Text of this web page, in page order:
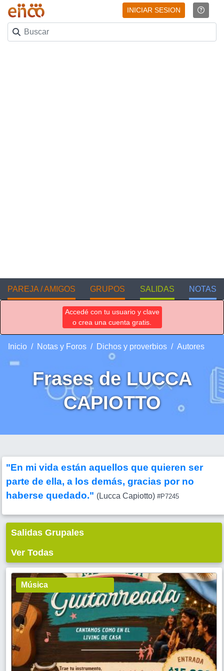
INICIAR SESION
PAREJA / AMIGOS GRUPOS SALIDAS NOTAS
Accedé con tu usuario y clave
o crea una cuenta gratis.
Inicio Notas y Foros Dichos y proverbios Autores
Frases de LUCCA
CAPIOTTO
"En mi vida están aquellos que quieren ser
parte de ella, a los demás, gracias por no
haberse quedado." (Lucca Capiotto) #P7245
Salidas Grupales
Ver Todas
Música